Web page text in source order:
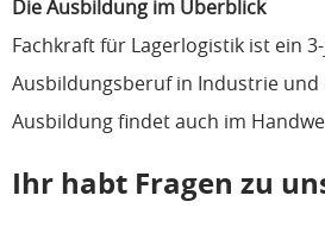
Die Ausbildung im Überblick
Fachkraft für Lagerlogistik ist ein
Ausbildungsberuf in Industrie und
Ausbildung findet auch im
Ihr habt Fragen zu